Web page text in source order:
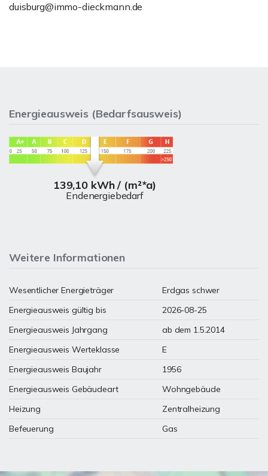
duisburg@immo-dieckmann.de
Energieausweis (Bedarfsausweis)
139,10 kWh / (m²*a)
Endenergiebedarf
Weitere Informationen
Wesentlicher Energieträger
Erdgas schwer
Energieausweis gültig bis
2026-08-25
Energieausweis Jahrgang
ab dem 1.5.2014
Energieausweis Werteklasse
E
Energieausweis Baujahr
1956
Energieausweis Gebäudeart
Wohngebäude
Heizung
Zentralheizung
Befeuerung
Gas